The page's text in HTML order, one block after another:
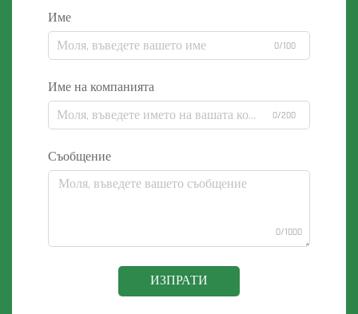
Име
0/100
Име на компанията
0/200
Съобщение
0/1000
ИЗПРАТИ